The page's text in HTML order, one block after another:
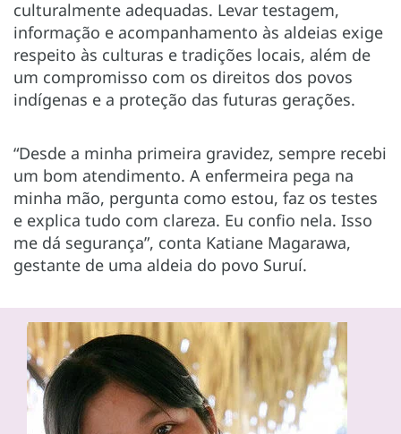
culturalmente adequadas. Levar testagem,
informação e acompanhamento às aldeias exige
respeito às culturas e tradições locais, além de
um compromisso com os direitos dos povos
indígenas e a proteção das futuras gerações.
“Desde a minha primeira gravidez, sempre recebi
um bom atendimento. A enfermeira pega na
minha mão, pergunta como estou, faz os testes
e explica tudo com clareza. Eu confio nela. Isso
me dá segurança”, conta Katiane Magarawa,
gestante de uma aldeia do povo Suruí.